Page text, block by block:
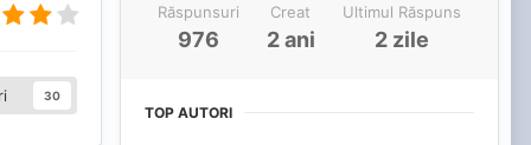
30
Răspunsuri
976
Creat
2 ani
Ultimul Răspuns
2 zile
TOP AUTORI